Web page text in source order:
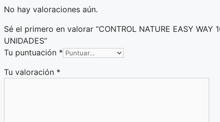
No hay valoraciones aún.
Sé el primero en valorar “CONTROL NATURE EASY WAY
UNIDADES”
Tu puntuación *
Tu valoración *